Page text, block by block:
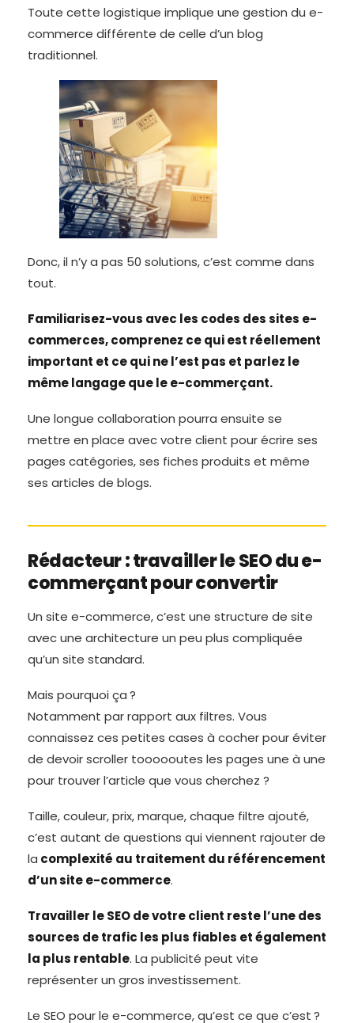
Toute cette logistique implique une gestion du e-
commerce différente de celle d’un blog
traditionnel.
Donc, il n’y a pas 50 solutions, c’est comme dans
tout.
Familiarisez-vous avec les codes des sites e-
commerces, comprenez ce qui est réellement
important et ce qui ne l’est pas et parlez le
même langage que le e-commerçant.
Une longue collaboration pourra ensuite se
mettre en place avec votre client pour écrire ses
pages catégories, ses fiches produits et même
ses articles de blogs.
Rédacteur : travailler le SEO du e-
commerçant pour convertir
Un site e-commerce, c’est une structure de site
avec une architecture un peu plus compliquée
qu’un site standard.
Mais pourquoi ça ?
Notamment par rapport aux filtres. Vous
connaissez ces petites cases à cocher pour éviter
de devoir scroller toooooutes les pages une à une
pour trouver l’article que vous cherchez ?
Taille, couleur, prix, marque, chaque filtre ajouté,
c’est autant de questions qui viennent rajouter de
la complexité au traitement du référencement
d’un site e-commerce.
Travailler le SEO de votre client reste l’une des
sources de trafic les plus fiables et également
la plus rentable. La publicité peut vite
représenter un gros investissement.
Le SEO pour le e-commerce, qu’est ce que c’est ?